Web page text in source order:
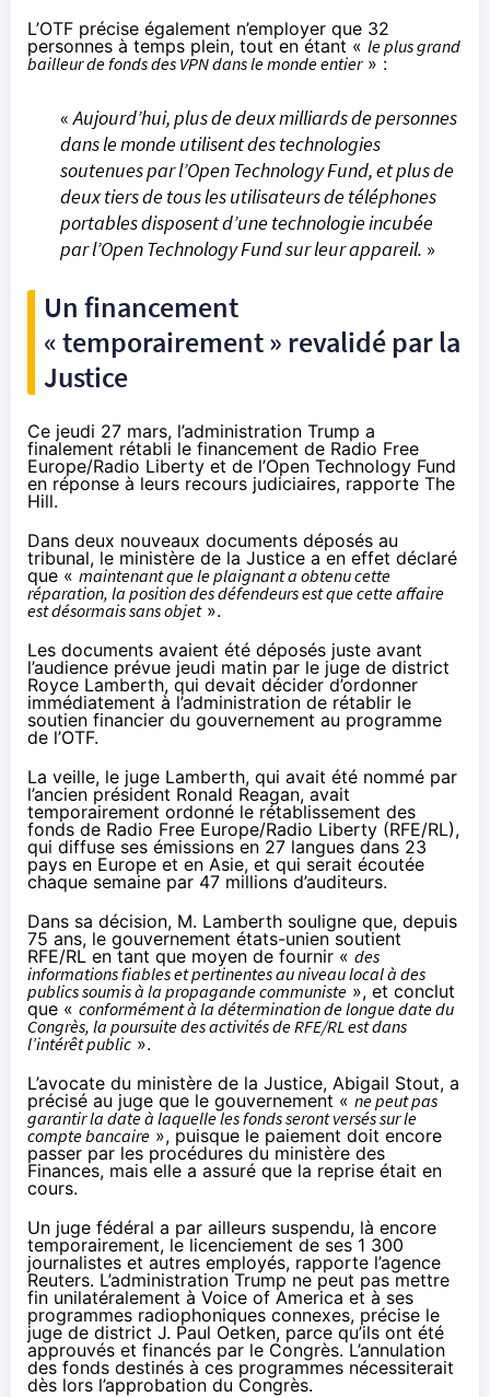
L’OTF précise également n’employer que 32
personnes à temps plein, tout en étant « le plus grand
bailleur de fonds des VPN dans le monde entier» :
«Aujourd’hui, plus de deux milliards de personnes
dans le monde utilisent des technologies
soutenues par l’Open Technology Fund, et plus de
deux tiers de tous les utilisateurs de téléphones
portables disposent d’une technologie incubée
par l’Open Technology Fund sur leur appareil. »
Un financement
« temporairement » revalidé par la
Justice
Ce jeudi 27 mars, l’administration Trump a
finalement rétabli le financement de Radio Free
Europe/Radio Liberty et de l’Open Technology Fund
en réponse à leurs recours judiciaires, rapporte The
Hill.
Dans deux nouveaux documents déposés au
tribunal, le ministère de la Justice a en effet déclaré
que « maintenant que le plaignant a obtenu cette
réparation, la position des défendeurs est que cette affaire
est désormais sans objet».
Les documents avaient été déposés juste avant
l’audience prévue jeudi matin par le juge de district
Royce Lamberth, qui devait décider d’ordonner
immédiatement à l’administration de rétablir le
soutien financier du gouvernement au programme
de l’OTF.
La veille, le juge Lamberth, qui avait été nommé par
l’ancien président Ronald Reagan, avait
temporairement ordonné le rétablissement des
fonds de Radio Free Europe/Radio Liberty (RFE/RL),
qui diffuse ses émissions en 27 langues dans 23
pays en Europe et en Asie, et qui serait écoutée
chaque semaine par 47 millions d’auditeurs.
Dans sa décision, M. Lamberth souligne que, depuis
75 ans, le gouvernement états-unien soutient
RFE/RL en tant que moyen de fournir « des
informations fiables et pertinentes au niveau local à des
publics soumis à la propagande communiste », et conclut
que « conformément à la détermination de longue date du
Congrès, la poursuite des activités de RFE/RL est dans
l’intérêt public ».
L’avocate du ministère de la Justice, Abigail Stout, a
précisé au juge que le gouvernement « ne peut pas
garantir la date à laquelle les fonds seront versés sur le
compte bancaire », puisque le paiement doit encore
passer par les procédures du ministère des
Finances, mais elle a assuré que la reprise était en
cours.
Un juge fédéral a par ailleurs suspendu, là encore
temporairement, le licenciement de ses 1 300
journalistes et autres employés, rapporte l’agence
Reuters. L’administration Trump ne peut pas mettre
fin unilatéralement à Voice of America et à ses
programmes radiophoniques connexes, précise le
juge de district J. Paul Oetken, parce qu’ils ont été
approuvés et financés par le Congrès. L’annulation
des fonds destinés à ces programmes nécessiterait
dès lors l’approbation du Congrès.